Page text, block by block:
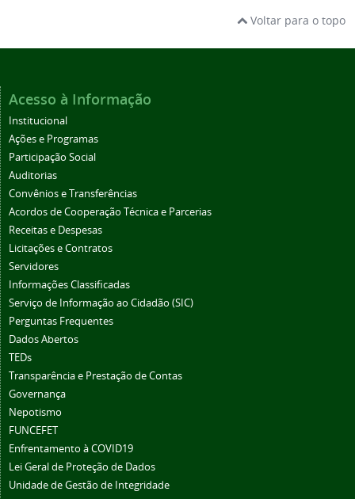
Voltar para o topo
Acesso à Informação
Institucional
Ações e Programas
Participação Social
Auditorias
Convênios e Transferências
Acordos de Cooperação Técnica e Parcerias
Receitas e Despesas
Licitações e Contratos
Servidores
Informações Classificadas
Serviço de Informação ao Cidadão (SIC)
Perguntas Frequentes
Dados Abertos
TEDs
Transparência e Prestação de Contas
Governança
Nepotismo
FUNCEFET
Enfrentamento à COVID19
Lei Geral de Proteção de Dados
Unidade de Gestão de Integridade